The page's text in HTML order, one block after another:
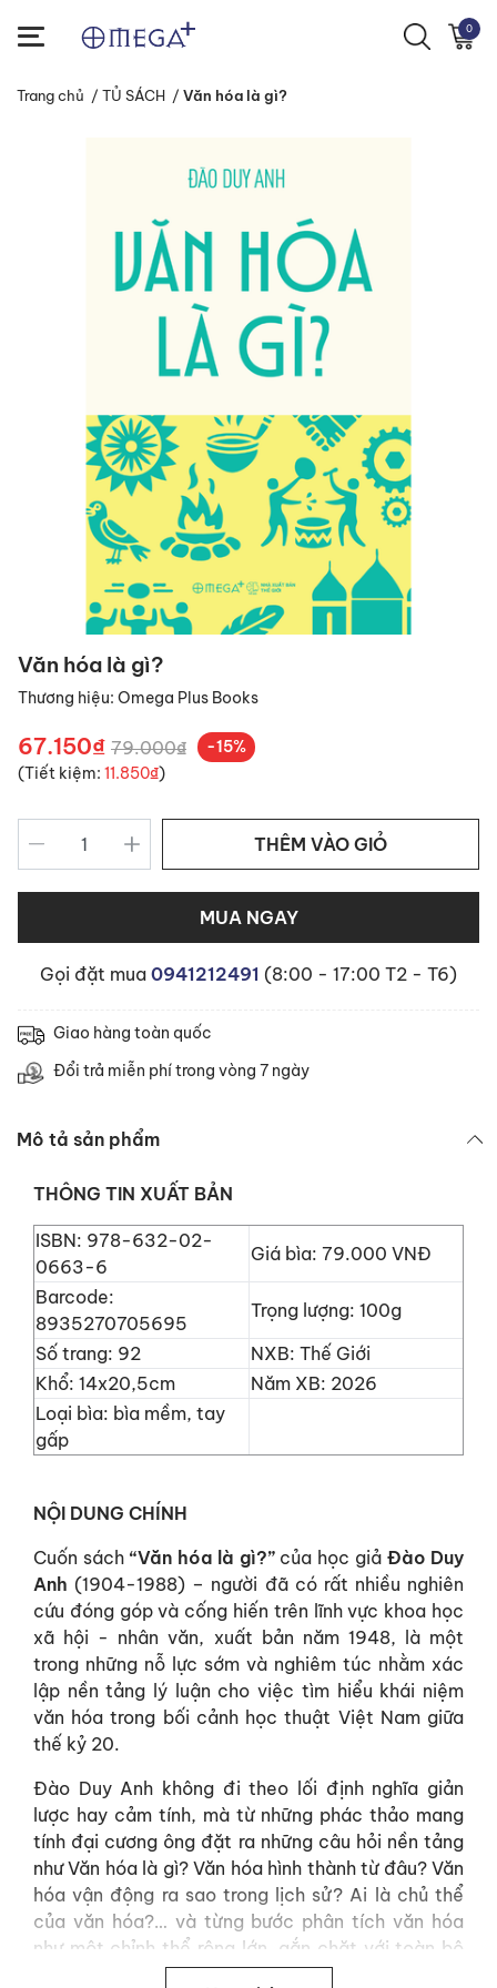
0
Trang chủ / TỦ SÁCH / Văn hóa là gì?
Văn hóa là gì?
Thương hiệu: Omega Plus Books
67.150₫ 79.000₫
-15%
(Tiết kiệm: 11.850₫)
THÊM VÀO GIỎ
MUA NGAY
Gọi đặt mua 0941212491 (8:00 - 17:00 T2 - T6)
Giao hàng toàn quốc
Đổi trả miễn phí trong vòng 7 ngày
Mô tả sản phẩm
THÔNG TIN XUẤT BẢN
ISBN: 978-632-02-
0663-6
Giá bìa: 79.000 VNĐ
Barcode:
8935270705695
Trọng lượng: 100g
Số trang: 92
NXB: Thế Giới
Khổ: 14x20,5cm
Năm XB: 2026
Loại bìa: bìa mềm, tay
gấp
NỘI DUNG CHÍNH
Cuốn sách “Văn hóa là gì?”của học giả Đào Duy
Anh (1904-1988) – người đã có rất nhiều nghiên
cứu đóng góp và cống hiến trên lĩnh vực khoa học
xã hội - nhân văn, xuất bản năm 1948, là một
trong những nỗ lực sớm và nghiêm túc nhằm xác
lập nền tảng lý luận cho việc tìm hiểu khái niệm
văn hóa trong bối cảnh học thuật Việt Nam giữa
thế kỷ 20.
Đào Duy Anh không đi theo lối định nghĩa giản
lược hay cảm tính, mà từ những phác thảo mang
tính đại cương ông đặt ra những câu hỏi nền tảng
như Văn hóa là gì? Văn hóa hình thành từ đâu? Văn
hóa vận động ra sao trong lịch sử? Ai là chủ thể
của văn hóa?… và từng bước phân tích văn hóa
như một chỉnh thể rộng lớn, gắn chặt với toàn bộ
đời sống sinh hoạt của con người thông qua 3